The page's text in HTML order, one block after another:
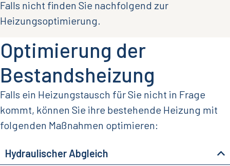
Falls nicht finden Sie nachfolgend zur
Heizungsoptimierung.
Optimierung der
Bestandsheizung
Falls ein Heizungstausch für Sie nicht in Frage
kommt, können Sie ihre bestehende Heizung mit
folgenden Maßnahmen optimieren:
Hydraulischer Abgleich